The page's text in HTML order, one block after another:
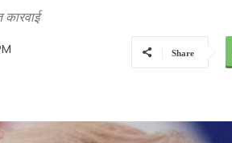
Share